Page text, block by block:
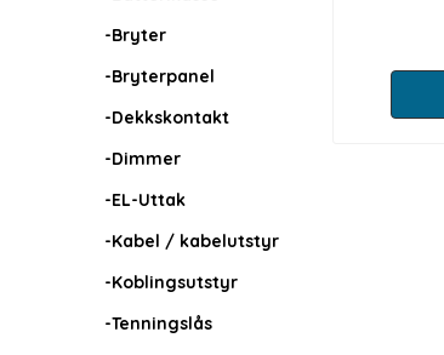
-Bryter
-Bryterpanel
-Dekkskontakt
-Dimmer
-EL-Uttak
-Kabel / kabelutstyr
-Koblingsutstyr
-Tenningslås